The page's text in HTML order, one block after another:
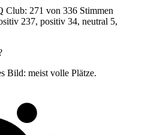
Club: 271 von 336 Stimmen
237, positiv 34, neutral 5,
Bild: meist volle Plätze.